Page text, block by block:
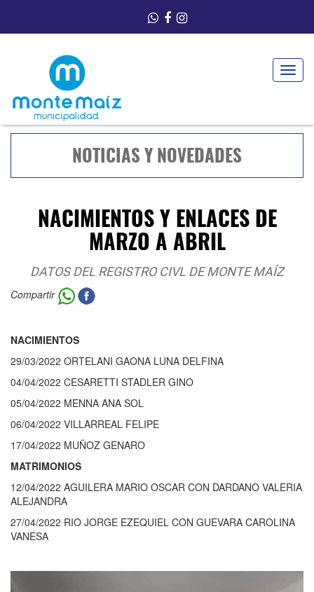
Toggle
NOTICIAS Y NOVEDADES
NACIMIENTOS Y ENLACES DE
MARZO A ABRIL
DATOS DEL REGISTRO CIVL DE MONTE MAÍZ
Compartir
NACIMIENTOS
29/03/2022 ORTELANI GAONA LUNA DELFINA
04/04/2022 CESARETTI STADLER GINO
05/04/2022 MENNA ANA SOL
06/04/2022 VILLARREAL FELIPE
17/04/2022 MUÑOZ GENARO
MATRIMONIOS
12/04/2022 AGUILERA MARIO OSCAR CON DARDANO VALERIA
ALEJANDRA
27/04/2022 RIO JORGE EZEQUIEL CON GUEVARA CAROLINA
VANESA